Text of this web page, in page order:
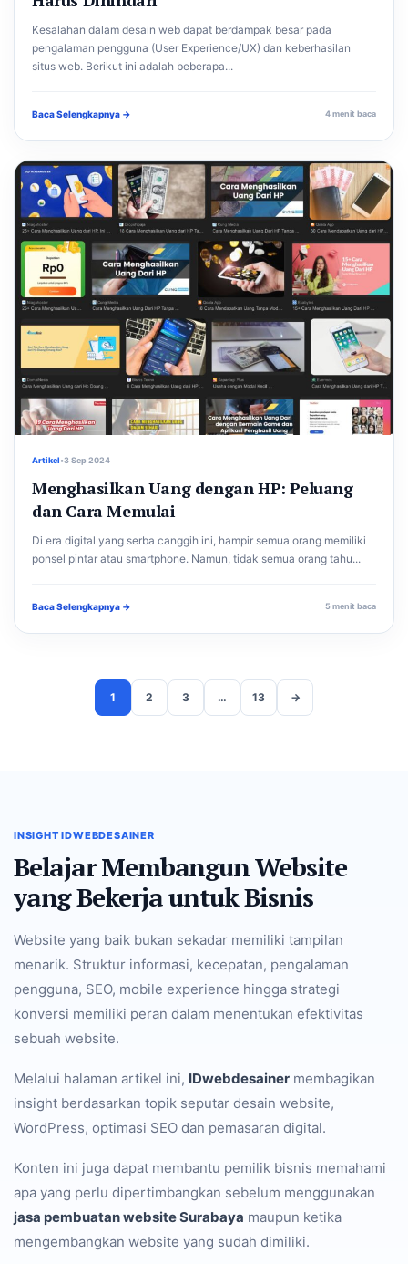
Kesalahan dalam desain web dapat berdampak besar pada
pengalaman pengguna (User Experience/UX) dan keberhasilan
situs web. Berikut ini adalah beberapa...
Baca Selengkapnya → 4 menit baca
Artikel•3 Sep 2024
Menghasilkan Uang dengan HP: Peluang
dan Cara Memulai
Di era digital yang serba canggih ini, hampir semua orang memiliki
ponsel pintar atau smartphone. Namun, tidak semua orang tahu...
Baca Selengkapnya → 5 menit baca
1 2 3 … 13 →
INSIGHT IDWEBDESAINER
Belajar Membangun Website
yang Bekerja untuk Bisnis
Website yang baik bukan sekadar memiliki tampilan
menarik. Struktur informasi, kecepatan, pengalaman
pengguna, SEO, mobile experience hingga strategi
konversi memiliki peran dalam menentukan efektivitas
sebuah website.
Melalui halaman artikel ini, IDwebdesainer membagikan
insight berdasarkan topik seputar desain website,
WordPress, optimasi SEO dan pemasaran digital.
Konten ini juga dapat membantu pemilik bisnis memahami
apa yang perlu dipertimbangkan sebelum menggunakan
jasa pembuatan website Surabaya maupun ketika
mengembangkan website yang sudah dimiliki.